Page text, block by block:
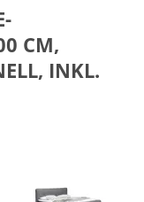
CM,
INKL.